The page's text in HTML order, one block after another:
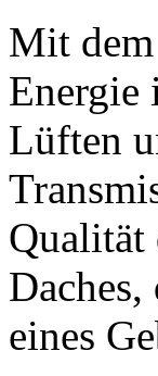
Mit
Energie
Lüften
Qualität
eines